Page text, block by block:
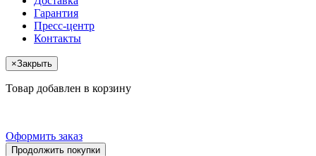
Гарантия
Пресс-центр
Контакты
×Закрыть
Товар добавлен в корзину
Оформить заказ
Продолжить покупки